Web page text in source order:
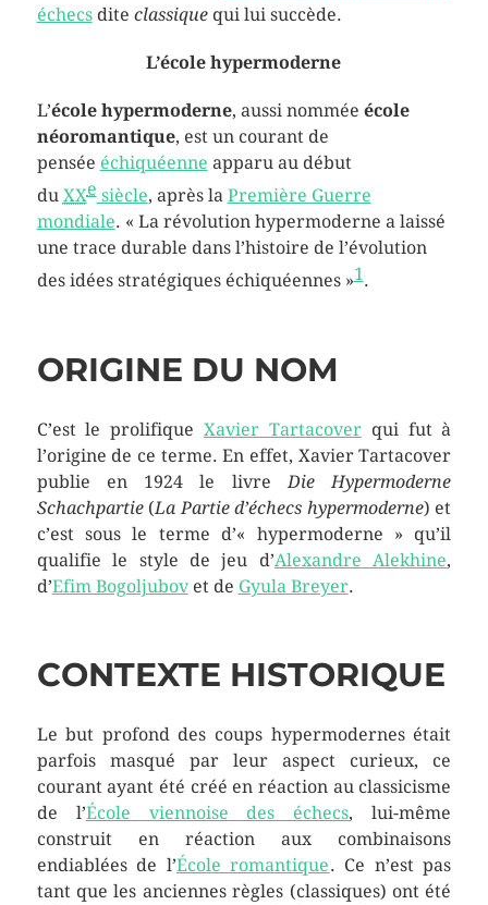
échecsdite classiquequi lui succède.
L’école hypermoderne
L’école hypermoderne, aussi nommée école
néoromantique, est un courant de
pensée échiquéenne apparu au début
du XXesiècle, après la Première Guerre
mondiale. « La révolution hypermoderne a laissé
une trace durable dans l’histoire de l’évolution
des idées stratégiques échiquéennes »1.
ORIGINE DU NOM
C’est le prolifiqueXavier Tartacoverqui fut à
l’origine de ce terme. En effet, Xavier Tartacover
publie en 1924 le livre Die Hypermoderne
Schachpartie(La Partie d’échecs hypermoderne) et
c’est sous le terme d’« hypermoderne » qu’il
qualifie le style de jeu d’Alexandre Alekhine,
d’Efim Bogoljubovet de Gyula Breyer.
CONTEXTE HISTORIQUE
Le but profond des coups hypermodernes était
parfois masqué par leur aspect curieux, ce
courant ayant été créé en réaction au classicisme
de l’École viennoise des échecs, lui-même
construit en réaction aux combinaisons
endiablées de l’École romantique. Ce n’est pas
tant que les anciennes règles (classiques) ont été